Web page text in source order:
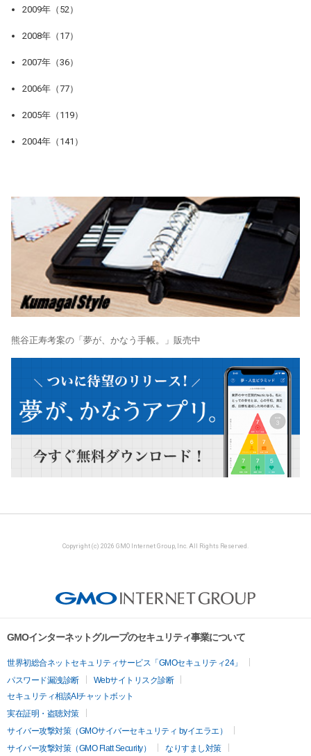
2009年（52）
2008年（17）
2007年（36）
2006年（77）
2005年（119）
2004年（141）
熊谷正寿考案の「夢が、かなう手帳。」販売中
Copyright (c) 2026 GMO Internet Group, Inc. All Rights Reserved.
GMOインターネットグループのセキュリティ事業について
世界初総合ネットセキュリティサービス「GMOセキュリティ24」
パスワード漏洩診断
Webサイトリスク診断
セキュリティ相談AIチャットボット
実在証明・盗聴対策
サイバー攻撃対策（GMOサイバーセキュリティ byイエラエ）
サイバー攻撃対策（GMO Flatt Security）
なりすまし対策